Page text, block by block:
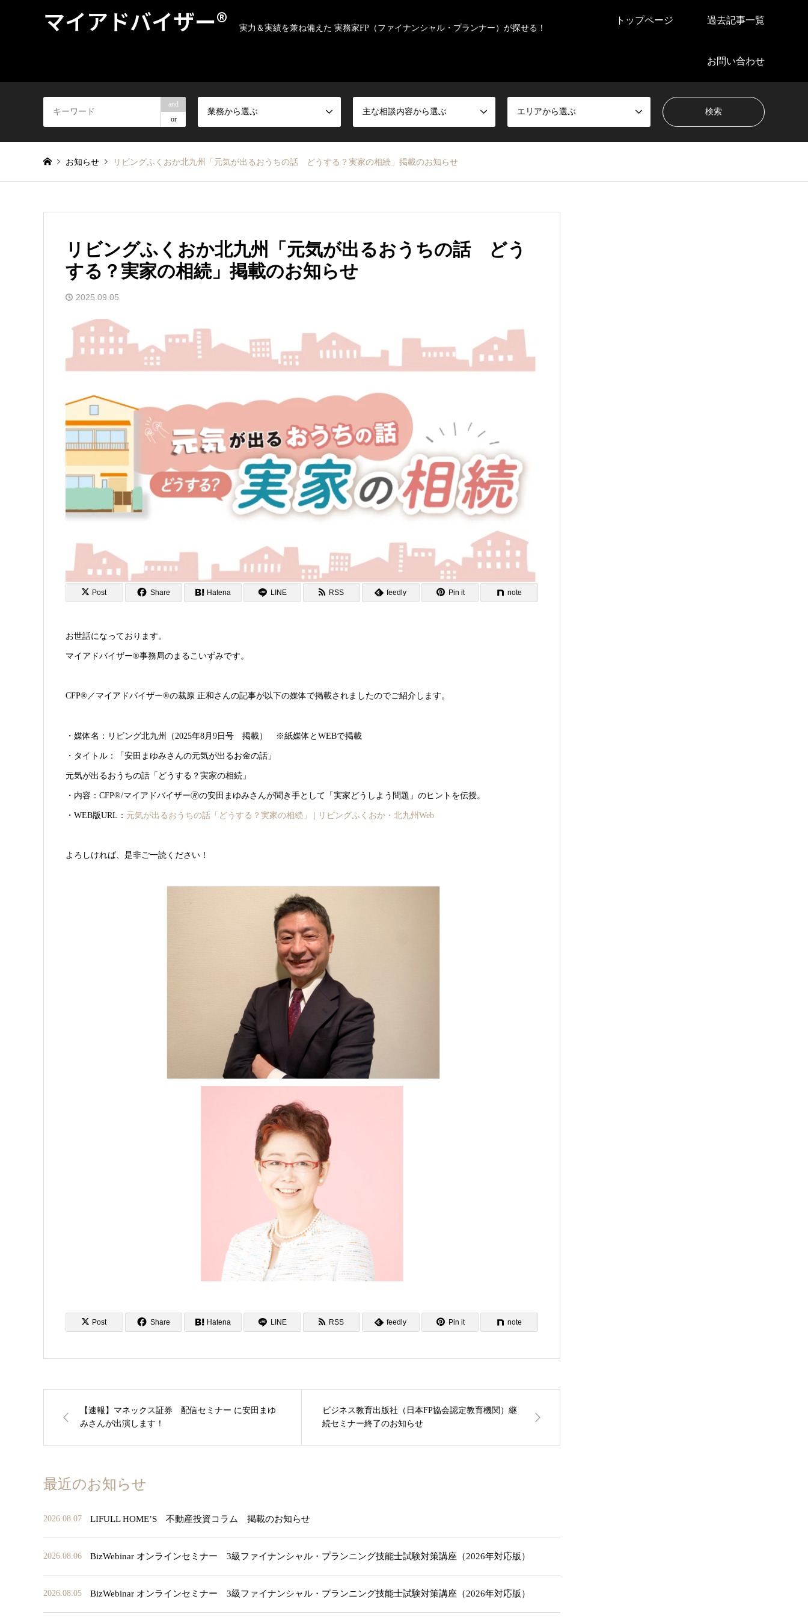
マイアドバイザー® 実力＆実績を兼ね備えた 実務家FP（ファイナンシャル・プランナー）が探せる！
トップページ 過去記事一覧
お問い合わせ
and
or
業務から選ぶ 主な相談内容から選ぶ エリアから選ぶ
お知らせ リビングふくおか北九州「元気が出るおうちの話 どうする？実家の相続」掲載のお知らせ
リビングふくおか北九州「元気が出るおうちの話 どう
する？実家の相続」掲載のお知らせ
2025.09.05
Post Share Hatena LINE RSS feedly Pin it note
お世話になっております。
マイアドバイザー®事務局のまるこいずみです。
CFP®／マイアドバイザー®の裁原 正和さんの記事が以下の媒体で掲載されましたのでご紹介します。
・媒体名：リビング北九州（2025年8月9日号 掲載） ※紙媒体とWEBで掲載
・タイトル：「安田まゆみさんの元気が出るお金の話」
元気が出るおうちの話「どうする？実家の相続」
・内容：CFP®/マイアドバイザー🄬の安田まゆみさんが聞き手として「実家どうしよう問題」のヒントを伝授。
・WEB版URL： 元気が出るおうちの話「どうする？実家の相続」 | リビングふくおか・北九州Web
よろしければ、是非ご一読ください！
Post Share Hatena LINE RSS feedly Pin it note
【速報】マネックス証券 配信セミナー に安田まゆ
みさんが出演します！
ビジネス教育出版社（日本FP協会認定教育機関）継
続セミナー終了のお知らせ
最近のお知らせ
2026.08.07 LIFULL HOME’S 不動産投資コラム 掲載のお知らせ
2026.08.06 BizWebinar オンラインセミナー 3級ファイナンシャル・プランニング技能士試験対策講座（2026年対応版）
2026.08.05 BizWebinar オンラインセミナー 3級ファイナンシャル・プランニング技能士試験対策講座（2026年対応版）